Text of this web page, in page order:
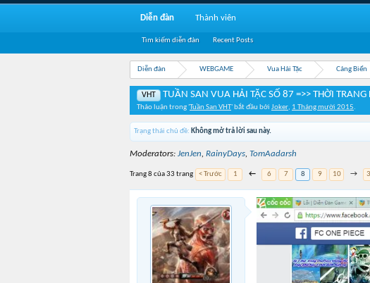
Diễn đàn WEBGAME Vua Hải Tặc Cảng Biển
VHT TUẦN SAN VUA HẢI TẶC SỐ 87 =>> THỜI
Thảo luận trong 'Tuần San VHT' bắt đầu bởi Joker, 1 Tháng mười 2015.
Trạng thái chủ đề: Không mở trả lời sau này.
Moderators: JenJen, RainyDays, TomAadarsh
Trang 8 của 33 trang < Trước 1 ← 6 7 8 9 10 →
Diễn đàn
Tìm kiếm diễn đàn Recent Posts
Thành viên